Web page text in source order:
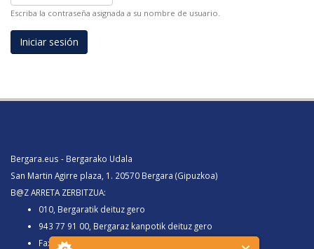
Escriba la contraseña asignada a su nombre de usuario.
Bergara.eus - Bergarako Udala
San Martin Agirre plaza, 1. 20570 Bergara (Gipuzkoa)
B@Z ARRETA ZERBITZUA:
010, Bergaratik deituz gero
943 77 91 00, Bergaraz kanpotik deituz gero
Faxa 943 77 91 63